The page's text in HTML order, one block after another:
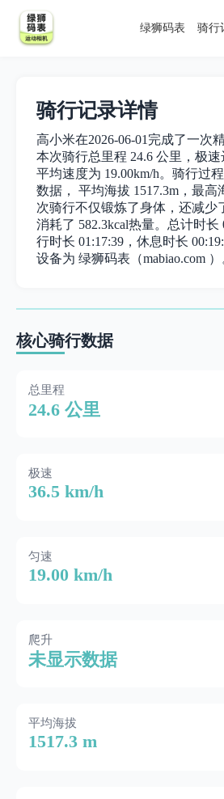
骑行
绿狮码表
骑行记录详情
高小米在2026-06-01完成了一次
本次骑行总里程 24.6 公里，极速
平均速度为 19.00km/h。骑行过
数据， 平均海拔 1517.3m，最高
次骑行不仅锻炼了身体，还减少
消耗了 582.3kcal热量。总计时长
行时长 01:17:39，休息时长
设备为 绿狮码表（mabiao.com ）
核心骑行数据
总里程
24.6 公里
极速
36.5 km/h
匀速
19.00 km/h
爬升
未显示数据
平均海拔
1517.3 m